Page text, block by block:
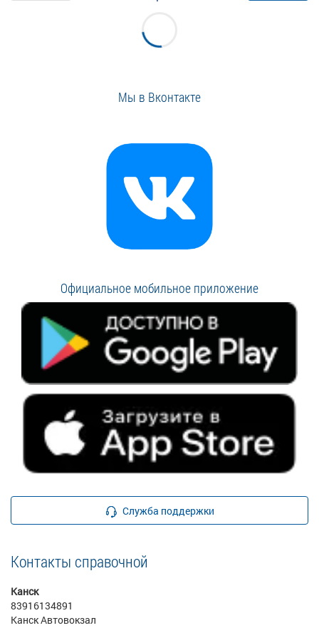
Мы в Вконтакте
Официальное мобильное приложение
Служба поддержки
Контакты справочной
Канск
83916134891
Канск Автовокзал